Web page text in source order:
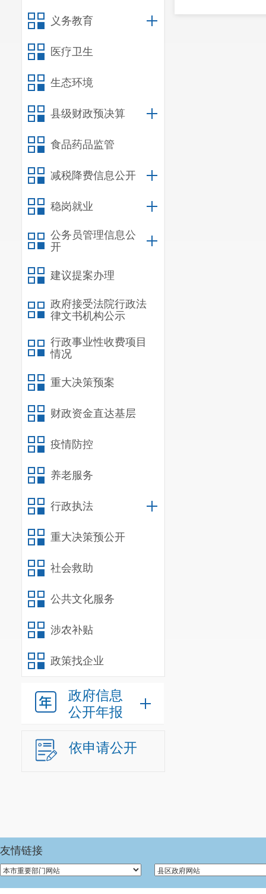
义务教育
医疗卫生
生态环境
县级财政预决算
食品药品监管
减税降费信息公开
稳岗就业
公务员管理信息公
开
建议提案办理
政府接受法院行政法
律文书机构公示
行政事业性收费项目
情况
重大决策预案
财政资金直达基层
疫情防控
养老服务
行政执法
重大决策预公开
社会救助
公共文化服务
涉农补贴
政策找企业
政府信息
公开年报
依申请公开
友情链接